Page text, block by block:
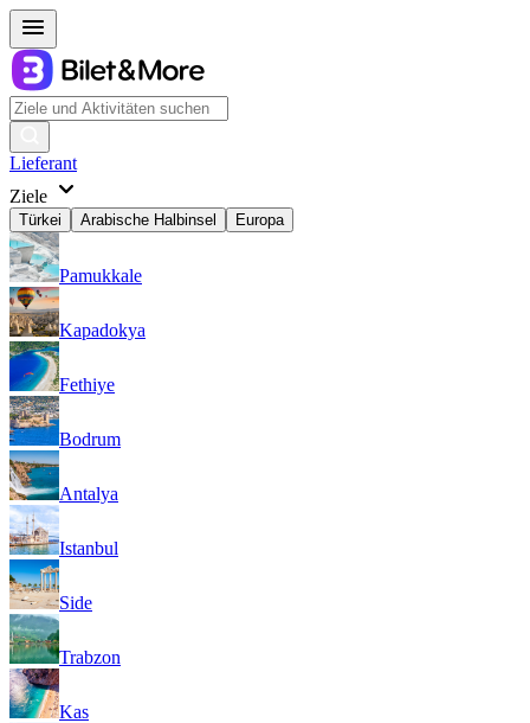
Lieferant
Ziele
Türkei Arabische Halbinsel Europa
Pamukkale
Kapadokya
Fethiye
Bodrum
Antalya
Istanbul
Side
Trabzon
Kas